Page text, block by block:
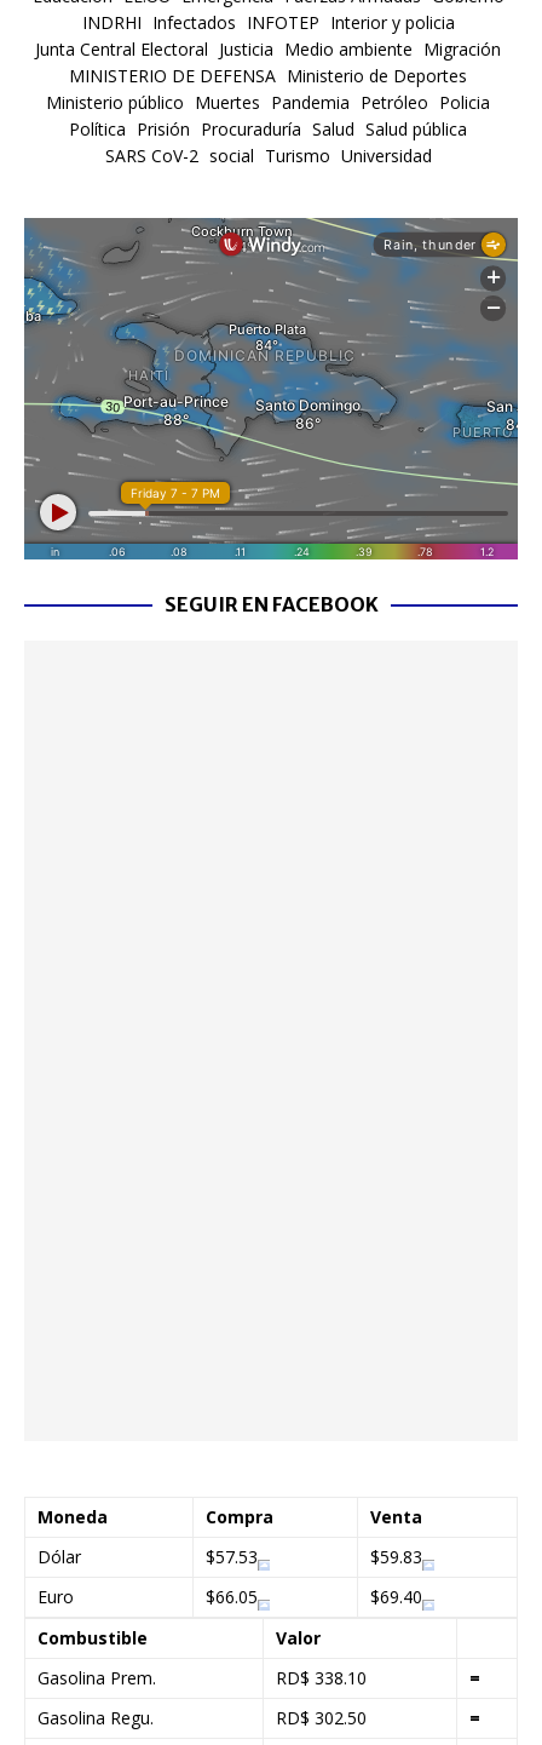
INDRHI Infectados INFOTEP Interior y policia
Junta Central Electoral Justicia Medio ambiente Migración
MINISTERIO DE DEFENSA Ministerio de Deportes
Ministerio público Muertes Pandemia Petróleo Policia
Política Prisión Procuraduría Salud Salud pública
SARS CoV-2 social Turismo Universidad
SEGUIR EN FACEBOOK
Moneda Compra
Venta
Dólar
$57.53
$59.83
Euro
$66.05
$69.40
Combustible
Valor
Gasolina Prem.
RD$ 338.10
=
Gasolina Regu.
RD$ 302.50
=